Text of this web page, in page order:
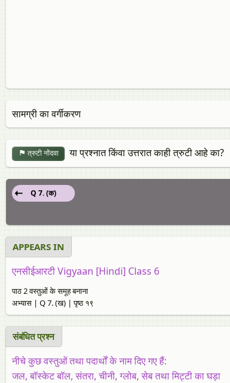
सामग्री का वर्गीकरण
त्रुटी नोंदवा या प्रश्नात किंवा उत्तरात काही त्रुटी आहे का?
Q 7. (क)
APPEARS IN
एनसीईआरटी Vigyaan [Hindi] Class 6
पाठ 2 वस्तुओं के समूह बनाना
अभ्यास | Q 7. (ख) | पृष्ठ १९
संबंधित प्रश्‍न
नीचे कुछ वस्तुओं तथा पदार्थों के नाम दिए गए हैं:
जल, बॉस्केट बॉल, संतरा, चीनी, ग्लोब, सेब तथा मिट्टी का घड़ा